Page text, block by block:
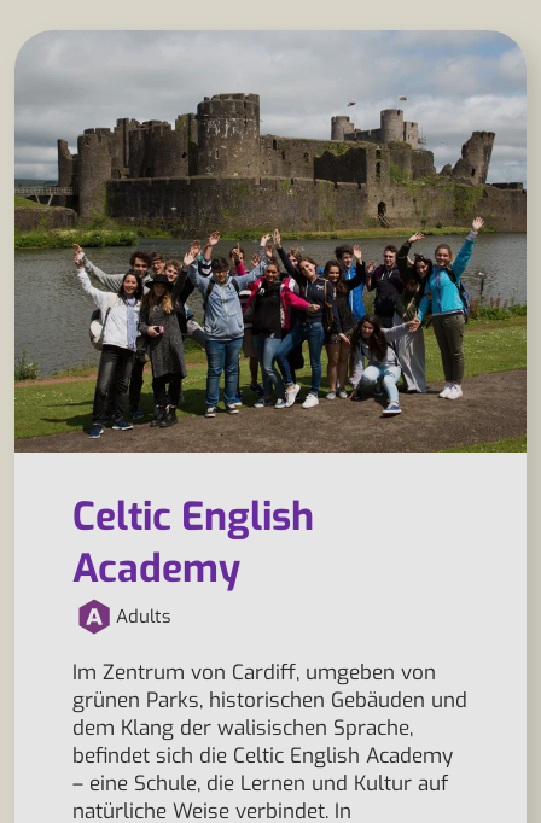
Celtic English
Academy
Adults
Im Zentrum von Cardiff, umgeben von
grünen Parks, historischen Gebäuden und
dem Klang der walisischen Sprache,
befindet sich die Celtic English Academy
– eine Schule, die Lernen und Kultur auf
natürliche Weise verbindet. In